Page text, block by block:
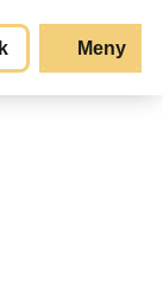
Meny